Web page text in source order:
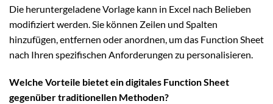
Die heruntergeladene Vorlage kann in Excel nach Belieben
modifiziert werden. Sie können Zeilen und Spalten
hinzufügen, entfernen oder anordnen, um das Function Sheet
nach Ihren spezifischen Anforderungen zu personalisieren.
Welche Vorteile bietet ein digitales Function Sheet
gegenüber traditionellen Methoden?